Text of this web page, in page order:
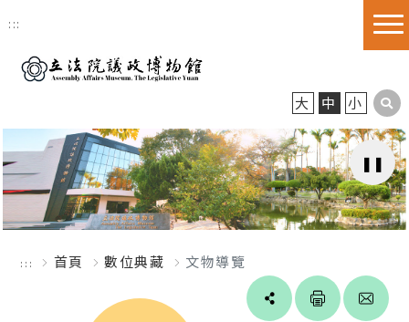
跳到主要內容區塊
:::
大 中 小
::: 首頁 數位典藏 文物導覽
Line